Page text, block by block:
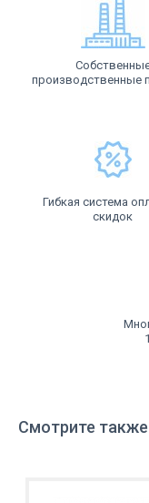
производственные
Гибкая система
скидок
Смотрите также